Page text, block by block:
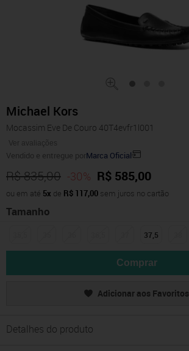
Michael Kors
Mocassim Eve De Couro 40T4evfr1l001
Ver avaliações
Vendido e entregue porMarca Oficial
R$ 835,00 -30% R$ 585,00
ou em até 5x de R$ 117,00 sem juros no cartão
Tamanho
37,5
Comprar
Adicionar aos Favoritos
Detalhes do produto